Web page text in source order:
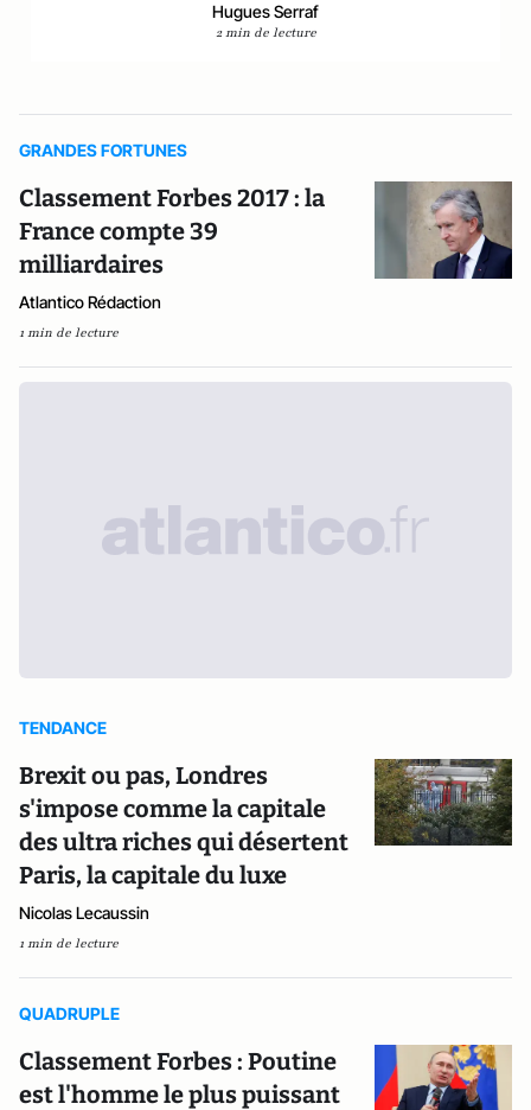
Hugues Serraf
2 min de lecture
GRANDES FORTUNES
Classement Forbes 2017 : la
France compte 39
milliardaires
Atlantico Rédaction
1 min de lecture
TENDANCE
Brexit ou pas, Londres
s'impose comme la capitale
des ultra riches qui désertent
Paris, la capitale du luxe
Nicolas Lecaussin
1 min de lecture
QUADRUPLE
Classement Forbes : Poutine
est l'homme le plus puissant